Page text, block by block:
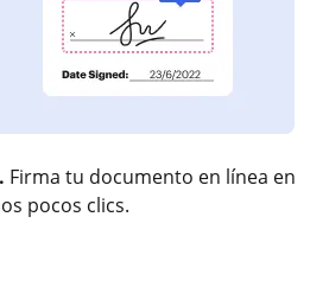
Firma tu documento en línea en
pocos clics.